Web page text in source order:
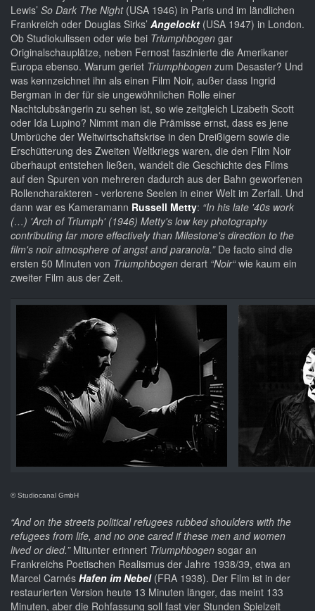
Lewis’ So Dark The Night(USA 1946) in Paris und im ländlichen
Frankreich oder Douglas Sirks’ Angelockt (USA 1947) in London.
Ob Studiokulissen oder wie bei Triumphbogen gar
Originalschauplätze, neben Fernost faszinierte die Amerikaner
Europa ebenso. Warum geriet Triumphbogen zum Desaster? Und
was kennzeichnet ihn als einen Film Noir, außer dass Ingrid
Bergman in der für sie ungewöhnlichen Rolle einer
Nachtclubsängerin zu sehen ist, so wie zeitgleich Lizabeth Scott
oder Ida Lupino? Nimmt man die Prämisse ernst, dass es jene
Umbrüche der Weltwirtschaftskrise in den Dreißigern sowie die
Erschütterung des Zweiten Weltkriegs waren, die den Film Noir
überhaupt entstehen ließen, wandelt die Geschichte des Films
auf den Spuren von mehreren dadurch aus der Bahn geworfenen
Rollencharakteren - verlorene Seelen in einer Welt im Zerfall. Und
dann war es Kameramann Russell Metty: “In his late '40s work
(…) 'Arch of Triumph' (1946) Metty's low key photography
contributing far more effectively than Milestone's direction to the
film's noir atmosphere of angst and paranoia.”De facto sind die
ersten 50 Minuten von Triumphbogen derart “Noir“wie kaum ein
zweiter Film aus der Zeit.
© Studiocanal GmbH
“And on the streets political refugees rubbed shoulders with the
refugees from life, and no one cared if these men and women
lived or died.” Mitunter erinnert Triumphbogen sogar an
Frankreichs Poetischen Realismus der Jahre 1938/39, etwa an
Marcel Carnés Hafen im Nebel (FRA 1938). Der Film ist in der
restaurierten Version heute 13 Minuten länger, das meint 133
Minuten, aber die Rohfassung soll fast vier Stunden Spielzeit